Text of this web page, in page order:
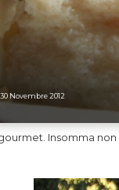
30 Novembre 2012
Insomma